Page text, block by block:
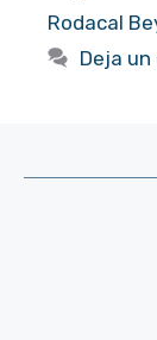
Rodacal
Deja